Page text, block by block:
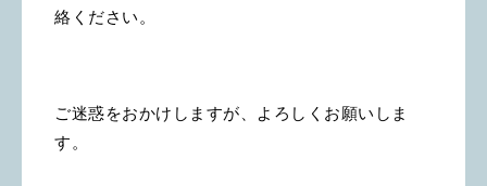
絡ください。
ご迷惑をおかけしますが、よろしくお願いしま
す。